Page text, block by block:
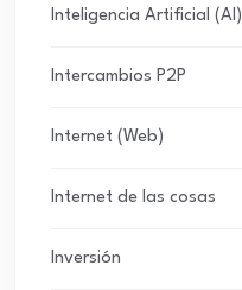
Inteligencia Artificial (AI)
Intercambios P2P
Internet (Web)
Internet de las cosas
Inversión